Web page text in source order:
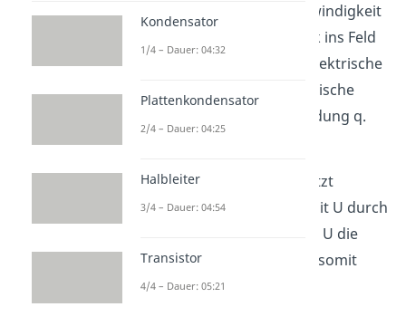
Ladung q mal der Geschwindigkeit
v, mit der das Drahtstück ins Feld
hinein bewegt wird. Die elektrische
Feldkraft ist die elektrische
Feldstärke E mal die Ladung q.
Die Ladung q kannst du jetzt
wegkürzen. E ersetzt du mit U durch
die Drahtlänge d. Dabei ist U die
Induktionsspannung
und somit
unsere gesuchte Größe.
Kondensator
1/4 – Dauer: 04:32
Plattenkondensator
2/4 – Dauer: 04:25
Halbleiter
3/4 – Dauer: 04:54
Transistor
4/4 – Dauer: 05:21